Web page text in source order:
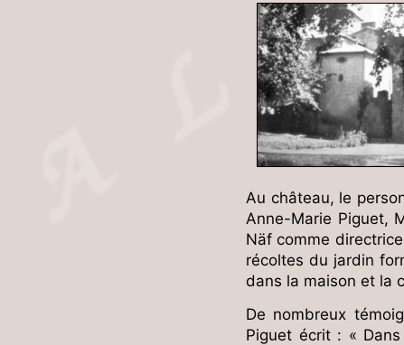
Au château, le
Anne-Marie Piguet,
Näf comme
récoltes du jardin
dans la maison et la
De nombreux
Piguet écrit : «